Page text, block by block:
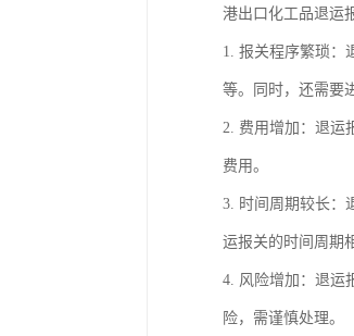
港出口化工品退运
1. 报关程序繁琐：
等。同时，还需要
2. 费用增加：退运
费用。
3. 时间周期较长：
运报关的时间周期
4. 风险增加：退运
险，需谨慎处理。